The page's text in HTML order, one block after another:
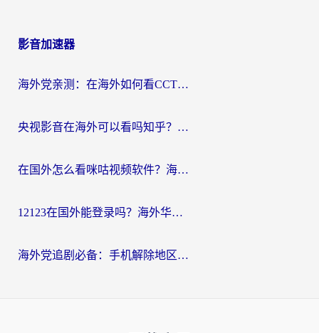
影音加速器
海外党亲测：在海外如何看CCTV？告别“仅限大陆播放”的实用指南
央视影音在海外可以看吗知乎？留学生亲测：3步解决地域限制+追剧自由
在国外怎么看咪咕视频软件？海外党亲测有效的回国加速方案
12123在国外能登录吗？海外华人必看的回国加速实用指南
海外党追剧必备：手机解除地区限制app怎么选？解决央视视频&国内剧地区限制全指南